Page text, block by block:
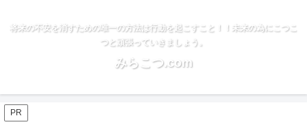
将来の不安を消すための唯一の方法は行動を起こすこと！！未来の為にこつこ
つと頑張っていきましょう。
みらこつ.com
PR